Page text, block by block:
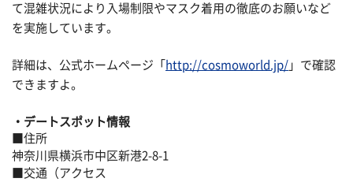
て混雑状況により入場制限やマスク着用の徹底のお願いなど
を実施しています。
詳細は、公式ホームページ「 http://cosmoworld.jp/ 」で確認
できますよ。
デートスポット情報
■住所
神奈川県横浜市中区新港2-8-1
■交通（アクセス